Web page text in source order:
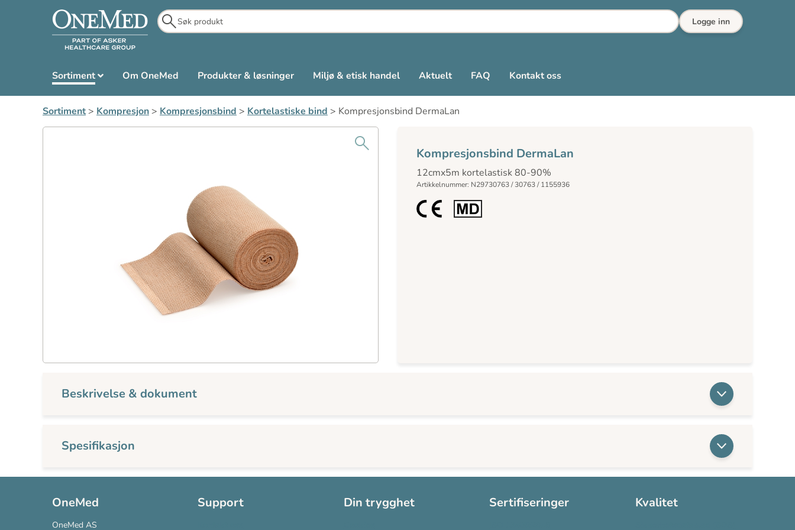
Logge inn
Sortiment Om OneMed Produkter & løsninger Miljø & etisk handel Aktuelt FAQ Kontakt oss
Sortiment> Kompresjon> Kompresjonsbind > Kortelastiske bind > Kompresjonsbind DermaLan
Kompresjonsbind DermaLan
12cmx5m kortelastisk 80-90%
Artikkelnummer: N29730763 / 30763 / 1155936
Beskrivelse & dokument
Spesifikasjon
OneMed
OneMed AS
Support Din trygghet Sertifiseringer Kvalitet